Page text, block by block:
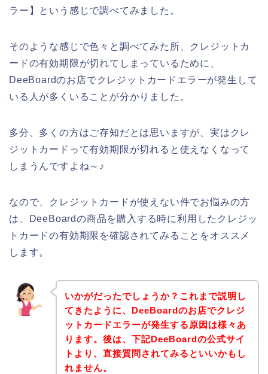
ラー】という感じで調べてみました。
そのような感じで色々と調べてみた所、クレジットカ
ードの有効期限が切れてしまっているために、
DeeBoardのお店でクレジットカードエラーが発生して
いる人が多くいることが分かりました。
多分、多くの方はご存知だとは思いますが、実はクレ
ジットカードって有効期限が切れると使えなくなって
しまうんですよね～♪
なので、クレジットカードが使えない件でお悩みの方
は、DeeBoardの商品を購入する時に利用したクレジッ
トカードの有効期限を確認されてみることをオススメ
します。
いかがだったでしょうか？これまで説明し
てきたように、DeeBoardのお店でクレジ
ットカードエラーが発生する原因は様々あ
ります。後は、下記DeeBoardの公式サイ
トより、直接質問されてみるといいかもし
れません。